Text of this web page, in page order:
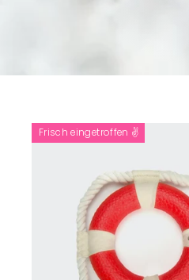
Frisch eingetroffen ✌️